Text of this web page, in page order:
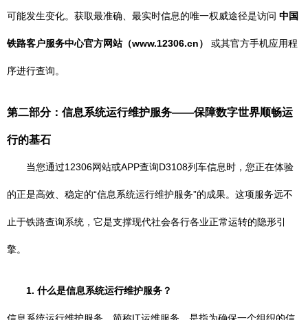
可能发生变化。获取最准确、最实时信息的唯一权威途径是访问 中国
铁路客户服务中心官方网站（www.12306.cn） 或其官方手机应用程
序进行查询。
第二部分：信息系统运行维护服务——保障数字世界顺畅运
行的基石
当您通过12306网站或APP查询D3108列车信息时，您正在体验
的正是高效、稳定的“信息系统运行维护服务”的成果。这项服务远不
止于铁路查询系统，它是支撑现代社会各行各业正常运转的隐形引
擎。
1. 什么是信息系统运行维护服务？